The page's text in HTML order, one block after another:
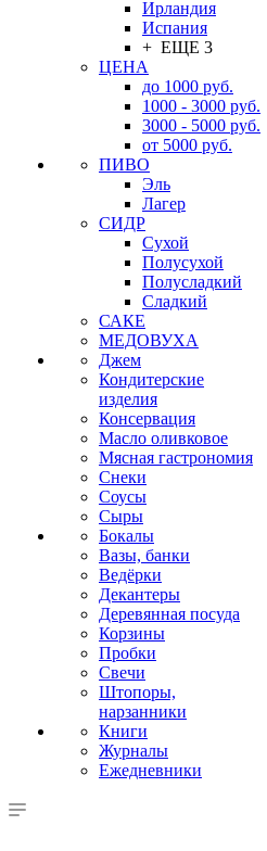
Ирландия
Испания
+ ЕЩЕ 3
ЦЕНА
до 1000 руб.
1000 - 3000 руб.
3000 - 5000 руб.
от 5000 руб.
ПИВО
Эль
Лагер
СИДР
Сухой
Полусухой
Полусладкий
Сладкий
САКЕ
МЕДОВУХА
Джем
Кондитерские
изделия
Консервация
Масло оливковое
Мясная гастрономия
Снеки
Соусы
Сыры
Бокалы
Вазы, банки
Ведёрки
Декантеры
Деревянная посуда
Корзины
Пробки
Свечи
Штопоры,
нарзанники
Книги
Журналы
Ежедневники